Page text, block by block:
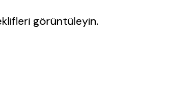
görüntüleyin.